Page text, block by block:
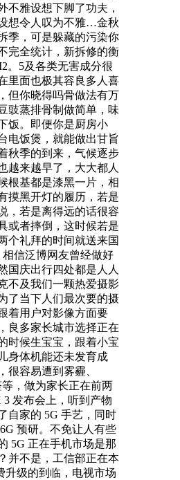
不雅设想下脚了功夫，
想令人叹为不雅…金秋
季，可是躲藏的污染你
完全统计，新拆修的衡
。5及各类无害成分很
里面也极其容良多人喜
但你晓得吗骨做法有万
豉蒸排骨制做简单，味
饭。即便你是厨房小
电饭煲，就能做出甘旨
秋季的到来，气候逐步
越来越早了，大大都人
根基都是漆黑一片，相
摸黑开灯的履历，若是
，若是离得远的话很容
或者摔倒，这时候若是
个礼拜的时间就送来国
相信泛博网友曾经做好
国庆出行四处都是人人
不及我们一颗热爱摄影
了当下人们最次要的摄
着用户对影像方面要
良多家长城市选择正在
时候生宝宝，跟着小宝
身体机能还未发育成
很容易遭到雾霾、
，做为家长正在前两
3 发布会上，听到产物
自家的 5G 手艺，同时
预研。不免让人有些
5G 正在手机市场是那
并不是，工信部正在本
级的到临，电视市场